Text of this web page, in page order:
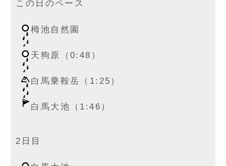
この日のペース
栂池自然園
天狗原（0:48）
白馬乗鞍岳（1:25）
白馬大池（1:46）
2日目